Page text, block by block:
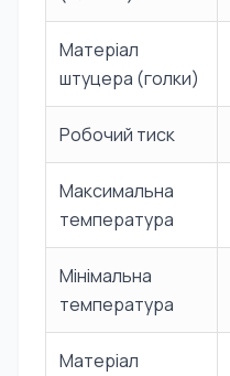
Матеріал
штуцера (голки)
Робочий тиск
Максимальна
температура
Мінімальна
температура
Матеріал